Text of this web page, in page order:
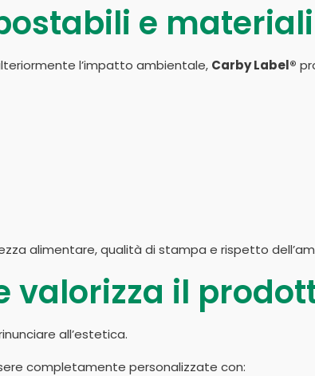
e
l’impatto ambientale, Carby Label®
alimentare, qualità di stampa e rispetto
valorizza il
all’estetica.
completamente personalizzate con: